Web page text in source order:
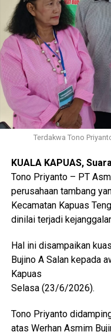
Terdakwa Tono
KUALA KAPUAS,
Tono Priyanto – PT
perusahaan tambang
Kecamatan Kapuas
dinilai terjadi
Hal ini disampaikan
Bujino A Salan kepada
Kapuas
Selasa (23/6/2026).
Tono Priyanto
atas Werhan Asmim